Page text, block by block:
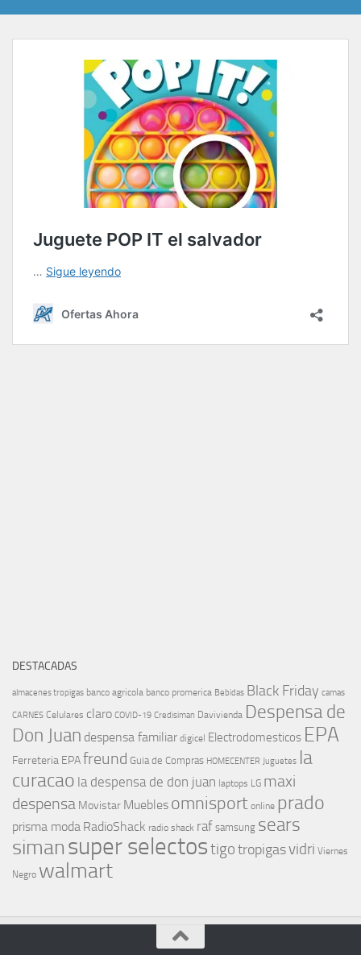
DESTACADAS
almacenes tropigas banco agricola banco promerica Bebidas Black Friday camas
CARNES Celulares claro COVID-19 Credisiman Davivienda Despensa de
Don Juan despensa familiar digicel Electrodomesticos EPA
Ferreteria EPAfreund Guia de Compras HOMECENTER Juguetes la
curacao la despensa de don juan laptops LG maxi
despensa Movistar Muebles omnisport online prado
prisma moda RadioShack radio shack raf samsung sears
simansuper selectostigotropigasvidri Viernes
Negro walmart